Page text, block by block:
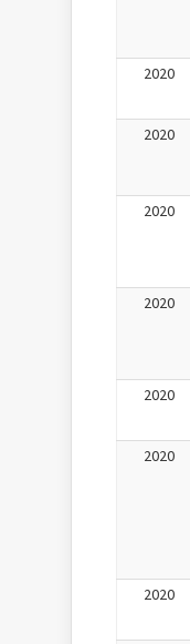
2020
2020
2020
2020
2020
2020
2020